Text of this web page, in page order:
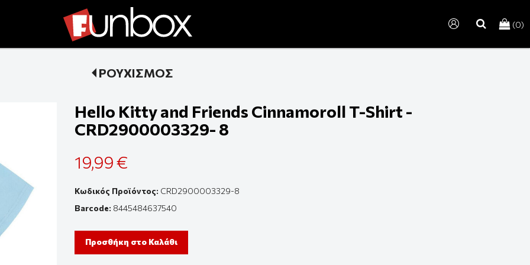
(0)
search
ΡΟΥΧΙΣΜΟΣ
Hello Kitty and Friends Cinnamoroll T-Shirt -
CRD2900003329- 8
19,99 €
Κωδικός Προϊόντος: CRD2900003329-8
Barcode: 8445484637540
Προσθήκη στο Καλάθι